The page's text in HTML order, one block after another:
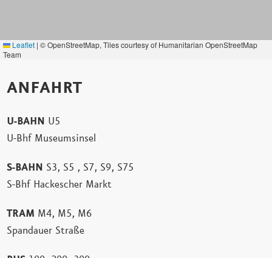
Leaflet | © OpenStreetMap, Tiles courtesy of Humanitarian OpenStreetMap
Team
ANFAHRT
U-BAHN U5
U-Bhf Museumsinsel
S-BAHN S3, S5 , S7, S9, S75
S-Bhf Hackescher Markt
TRAM M4, M5, M6
Spandauer Straße